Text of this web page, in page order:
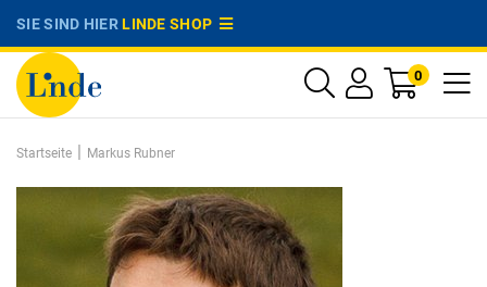
SIE SIND HIERLINDE SHOP
0
Startseite | Markus Rubner